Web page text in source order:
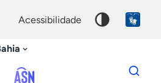
acessibilidade
Dados
para